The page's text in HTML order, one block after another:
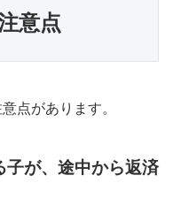
意点
点があります。
が、途中から返済